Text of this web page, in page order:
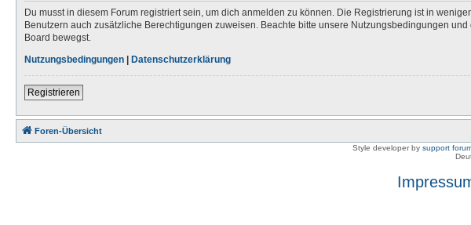
Du musst in diesem Forum registriert sein, um dich anmelden zu können. Die Registrierung ist in
Benutzern auch zusätzliche Berechtigungen zuweisen. Beachte bitte unsere Nutzungsbedingungen
Board bewegst.
Nutzungsbedingungen | Datenschutzerklärung
Registrieren
Foren-Übersicht
Style developer by support